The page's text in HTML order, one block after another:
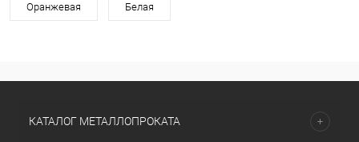
Оранжевая Белая
КАТАЛОГ МЕТАЛЛОПРОКАТА